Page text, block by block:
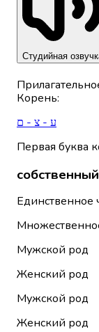
Студийная
Корень:
ע - צ - ם
Первая буква
Единственное
Мужской род
Женский род
Мужской род
Женский род